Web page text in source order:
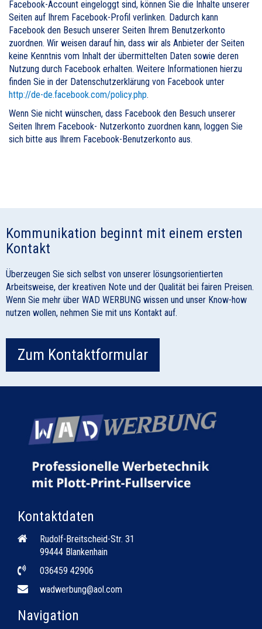
Facebook-Account eingeloggt sind, können Sie die Inhalte unserer
Seiten auf Ihrem Facebook-Profil verlinken. Dadurch kann
Facebook den Besuch unserer Seiten Ihrem Benutzerkonto
zuordnen. Wir weisen darauf hin, dass wir als Anbieter der Seiten
keine Kenntnis vom Inhalt der übermittelten Daten sowie deren
Nutzung durch Facebook erhalten. Weitere Informationen hierzu
finden Sie in der Datenschutzerklärung von Facebook unter
http://de-de.facebook.com/policy.php.
Wenn Sie nicht wünschen, dass Facebook den Besuch unserer
Seiten Ihrem Facebook- Nutzerkonto zuordnen kann, loggen Sie
sich bitte aus Ihrem Facebook-Benutzerkonto aus.
Kommunikation beginnt mit einem ersten
Kontakt
Überzeugen Sie sich selbst von unserer lösungsorientierten
Arbeitsweise, der kreativen Note und der Qualität bei fairen Preisen.
Wenn Sie mehr über WAD WERBUNG wissen und unser Know-how
nutzen wollen, nehmen Sie mit uns Kontakt auf.
Zum Kontaktformular
Kontaktdaten
Rudolf-Breitscheid-Str. 31
99444 Blankenhain
036459 42906
wadwerbung@aol.com
Navigation